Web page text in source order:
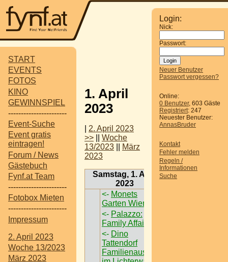
START
EVENTS
FOTOS
KINO
GEWINNSPIEL
-----------------------
Event-Suche
Event gratis
eintragen!
Forum / News
Gästebuch
Fynf.at Team
-----------------------
Fotobox Mieten
-----------------------
Impressum
2. April 2023
Woche 13/2023
März 2023
Login:
Nick:
Passwort:
Neuer Benutzer
Passwort vergessen?
Online:
0 Benutzer, 603 Gäste
Registriert: 247
Neuester Benutzer:
AnnasBruder
Kontakt
Fehler melden
Regeln /
Informationen
Suche
1. April
2023
2. April 2023
>>
Woche
13/2023
März
2023
Samstag, 1. April
2023
<- Monets
Garten Wien
<- Palazzo:
Family Affairs
<- Dino
Tattendorf
Familienausflug